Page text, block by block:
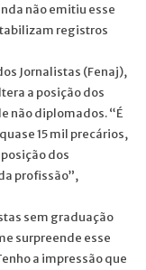
não emitiu esse
registros
Jornalistas (Fenaj),
a posição dos
não diplomados. “É
15 mil precários,
dos
profissão”,
sem graduação
surpreende esse
a impressão que